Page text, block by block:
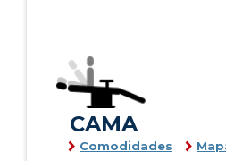
CAMA
Comodidades